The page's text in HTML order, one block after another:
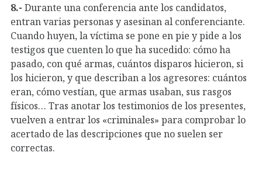
8.- Durante una conferencia ante los candidatos,
entran varias personas y asesinan al conferenciante.
Cuando huyen, la víctima se pone en pie y pide a los
testigos que cuenten lo que ha sucedido: cómo ha
pasado, con qué armas, cuántos disparos hicieron, si
los hicieron, y que describan a los agresores: cuántos
eran, cómo vestían, que armas usaban, sus rasgos
físicos… Tras anotar los testimonios de los presentes,
vuelven a entrar los «criminales» para comprobar lo
acertado de las descripciones que no suelen ser
correctas.